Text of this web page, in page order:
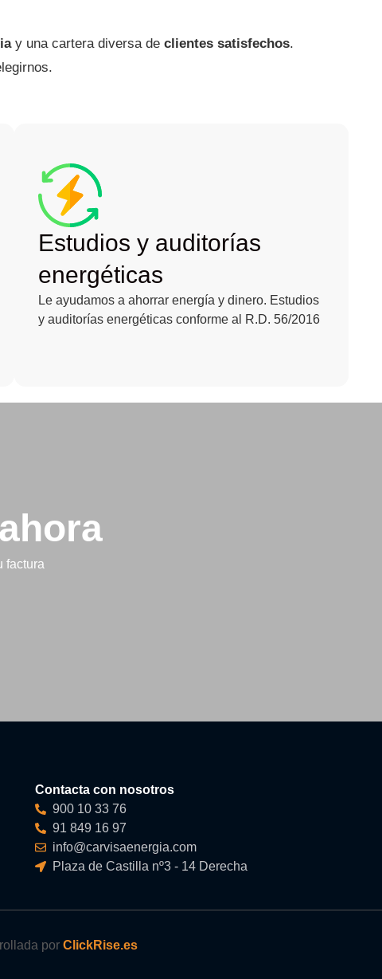
y una cartera diversa de clientes satisfechos.
Estudios y auditorías
energéticas
Le ayudamos a ahorrar energía y dinero. Estudios
y auditorías energéticas conforme al R.D. 56/2016
factura
Contacta con nosotros
900 10 33 76
91 849 16 97
info@carvisaenergia.com
Plaza de Castilla nº3 - 14 Derecha
por ClickRise.es